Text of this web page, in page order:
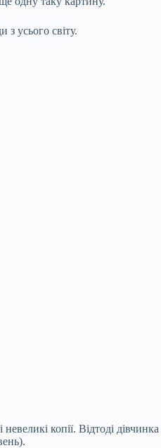
усього світу.
копії. Відтоді